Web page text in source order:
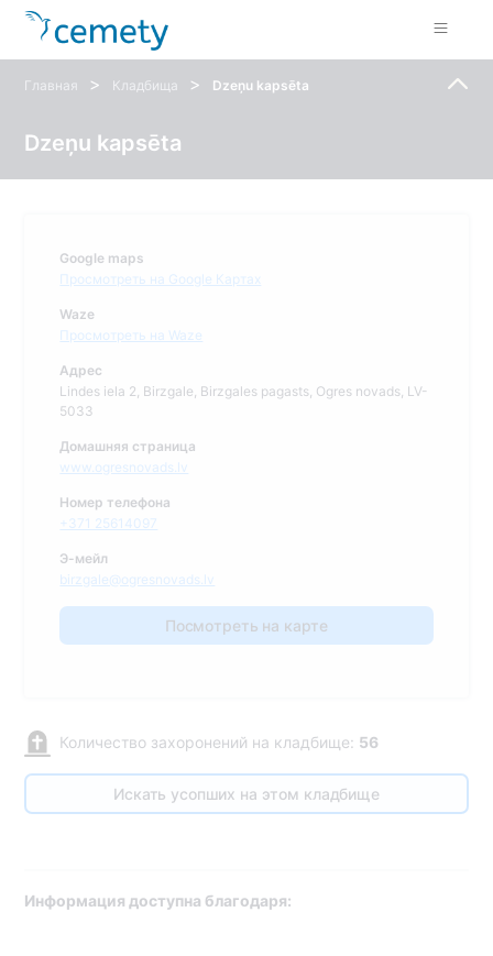
Главная > Кладбища > Dzeņu kapsēta
Dzeņu kapsēta
Google maps
Просмотреть на Google Картах
Waze
Просмотреть на Waze
Адрес
Lindes iela 2, Birzgale, Birzgales pagasts, Ogres novads, LV-
5033
Домашняя страница
www.ogresnovads.lv
Номер телефона
+371 25614097
Э-мейл
birzgale@ogresnovads.lv
Посмотреть на карте
Количество захоронений на кладбище: 56
Искать усопших на этом кладбище
Информация доступна благодаря: